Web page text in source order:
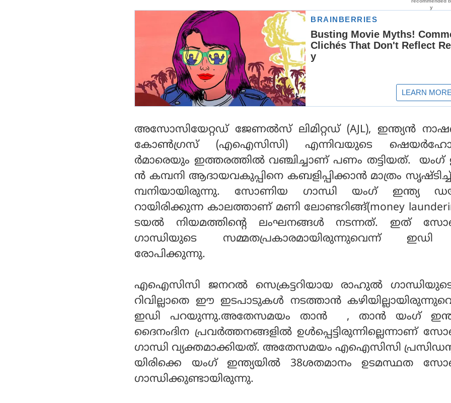
അസോസിയേറ്റഡ് ജേണല്‍സ് ലിമിറ്റഡ് (AJL), ഇന്ത്യന്‍
കോണ്‍ഗ്രസ് (എഐസിസി) എന്നിവയുടെ
ര്‍മാരെയും ഇത്തരത്തില്‍ വഞ്ചിച്ചാണ് പണം തട്ടിയത്. യംഗ്
ന്‍ കമ്പനി ആദായവകുപ്പിനെ കബളിപ്പിക്കാന്‍ മാത്രം
മ്പനിയായിരുന്നു. സോണിയ ഗാന്ധി യംഗ് ഇന്ത്യ
റായിരിക്കുന്ന കാലത്താണ് മണി ലോണ്ടറിങ്ങ്(money
ടയല്‍ നിയമത്തിന്റെ ലംഘനങ്ങള്‍ നടന്നത്. ഇത്
ഗാന്ധിയുടെ സമ്മതപ്രകാരമായിരുന്നുവെന്ന്
രോപിക്കുന്നു.
എഐസിസി ജനറല്‍ സെക്രട്ടറിയായ രാഹുല്‍
റിവില്ലാതെ ഈ ഇടപാടുകള്‍ നടത്താന്‍
ഇഡി പറയുന്നു.അതേസമയം താന്‍ , താന്‍ യംഗ്
ദൈനംദിന പ്രവര്‍ത്തനങ്ങളില്‍ ഉള്‍പ്പെട്ടിരുന്നില്ലെന്നാണ്
ഗാന്ധി വ്യക്തമാക്കിയത്. അതേസമയം എഐസിസി
യിരിക്കെ യംഗ് ഇന്ത്യയില്‍ 38ശതമാനം ഉടമസ്ഥത
ഗാന്ധിക്കുണ്ടായിരുന്നു.